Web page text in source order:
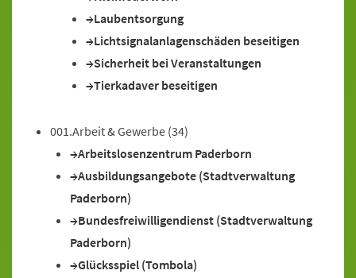
Laubentsorgung
Lichtsignalanlagenschäden beseitigen
Sicherheit bei Veranstaltungen
Tierkadaver beseitigen
001.Arbeit & Gewerbe (34)
Arbeitslosenzentrum Paderborn
Ausbildungsangebote (Stadtverwaltung
Paderborn)
Bundesfreiwilligendienst (Stadtverwaltung
Paderborn)
Glücksspiel (Tombola)